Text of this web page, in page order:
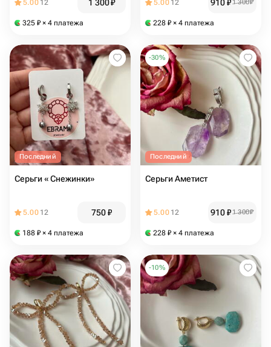
5.00 12 1 300₽
325 ₽ × 4 платежа
5.00 12 910₽1 300₽
228 ₽ × 4 платежа
Последний
Серьги « Снежинки»
5.00 12 750₽
188 ₽ × 4 платежа
-30%
Последний
Серьги Аметист
5.00 12 910₽1 300₽
228 ₽ × 4 платежа
-10%